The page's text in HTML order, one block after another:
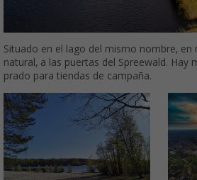
Situado en el lago del mismo nombre, en
natural, a las puertas del Spreewald. Hay
prado para tiendas de campaña.